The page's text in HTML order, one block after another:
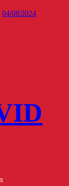
04/08/2024